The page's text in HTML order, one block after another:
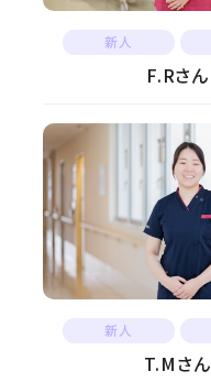
新人
F.Rさん
新人
T.Mさん